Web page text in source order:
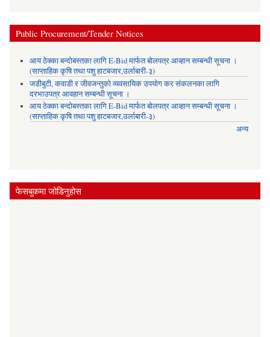
Public Procurement/Tender Notices
आय ठेक्का बन्दोबस्तका लागि E-Bid मार्फत बोलपत्र आव्हान सम्बन्धी सूचना ।
(साप्ताहिक कृषि तथा पशु हाटबजार,उर्लाबारी-३)
जडीबुटी, कवाडी र जीवजन्तुको व्यवसायिक उपयोग कर संकलनका लागि
दरभाउपत्र आवहान सम्बन्धी सूचना ।
आय ठेक्का बन्दोबस्तका लागि E-Bid मार्फत बोलपत्र आव्हान सम्बन्धी सूचना ।
(साप्ताहिक कृषि तथा पशु हाटबजार,उर्लाबारी-३)
अन्य
फेसबुकमा जोडिनुहोस